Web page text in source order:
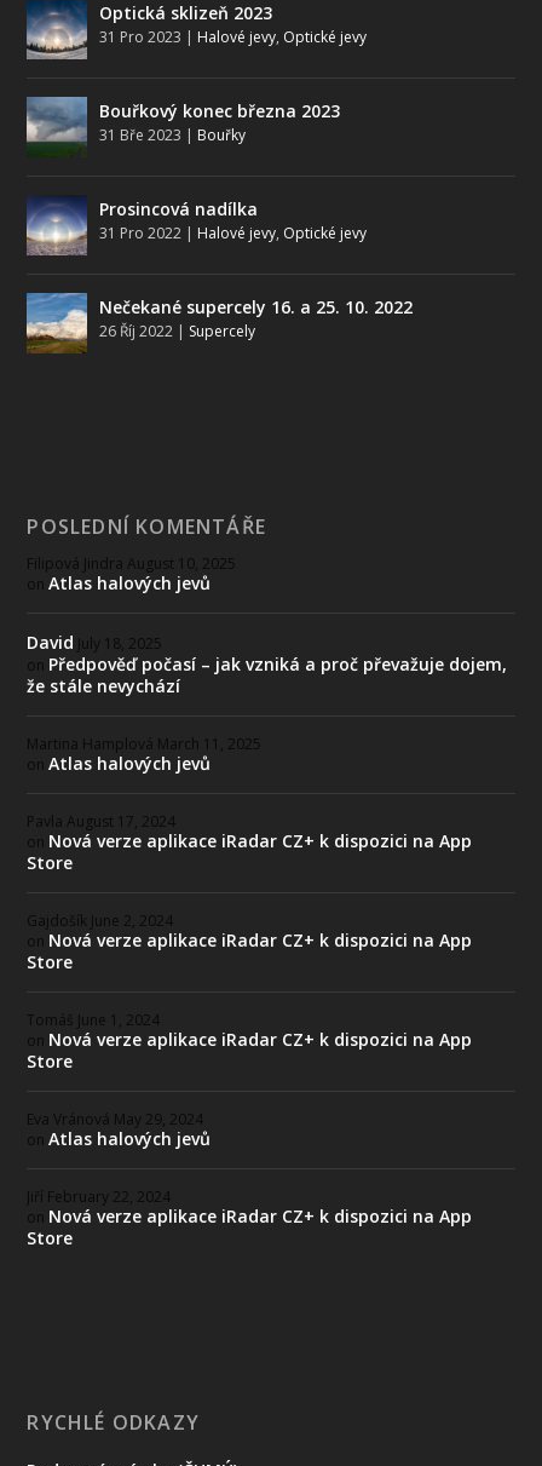
Optická sklizeň 2023
31 Pro 2023 | Halové jevy, Optické jevy
Bouřkový konec března 2023
31 Bře 2023 | Bouřky
Prosincová nadílka
31 Pro 2022 | Halové jevy, Optické jevy
Nečekané supercely 16. a 25. 10. 2022
26 Říj 2022 | Supercely
POSLEDNÍ KOMENTÁŘE
Filipová Jindra August 10, 2025
onAtlas halových jevů
David July 18, 2025
on Předpověď počasí – jak vzniká a proč převažuje dojem,
že stále nevychází
Martina Hamplová March 11, 2025
onAtlas halových jevů
Pavla August 17, 2024
on Nová verze aplikace iRadar CZ+ k dispozici na App
Store
Gajdošík June 2, 2024
on Nová verze aplikace iRadar CZ+ k dispozici na App
Store
Tomáš
June 1, 2024
on Nová verze aplikace iRadar CZ+ k dispozici na App
Store
Eva Vránová May 29, 2024
onAtlas halových jevů
Jiří February 22, 2024
on Nová verze aplikace iRadar CZ+ k dispozici na App
Store
RYCHLÉ ODKAZY